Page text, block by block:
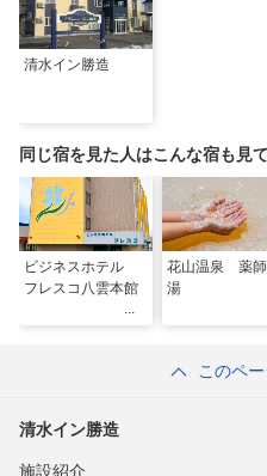
清水イン勝造
同じ宿を見た人はこんな宿も見
ビジネスホテル
フレスコ八雲本館
花山温泉 薬
湯
このペ
清水イン勝造
施設紹介